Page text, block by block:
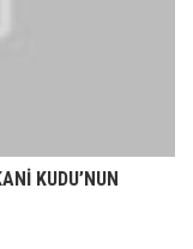
KUDU’NUN